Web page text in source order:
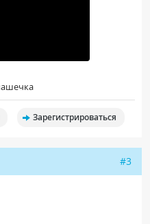
Зарегистрироваться
#3